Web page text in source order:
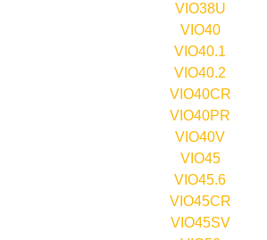
VIO38U
VIO40
VIO40.1
VIO40.2
VIO40CR
VIO40PR
VIO40V
VIO45
VIO45.6
VIO45CR
VIO45SV